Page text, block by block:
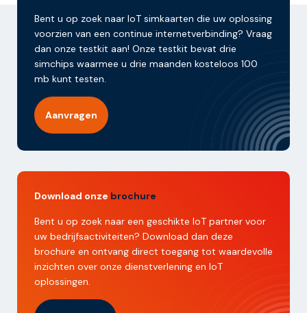
Bent u op zoek naar IoT simkaarten die uw oplossing
voorzien van een continue internetverbinding? Vraag
dan onze testkit aan! Onze testkit bevat drie
simchips waarmee u drie maanden kosteloos 100
mb kunt testen.
Aanvragen
Download onze brochure
Bent u op zoek naar een geschikte IoT partner voor
uw bedrijfsactiviteiten? Download dan deze
brochure en ontvang direct toegang tot waardevolle
inzichten over onze dienstverlening en IoT
oplossingen.